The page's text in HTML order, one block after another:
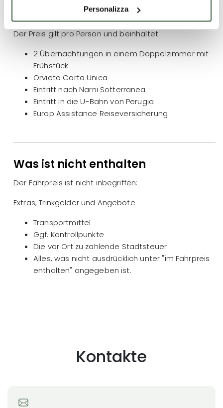
Personalizza
Unser bestes Angebot ist ab Euro 199,00 pro Person
Der Preis gilt pro Person und beinhaltet
2 Übernachtungen in einem Doppelzimmer mit
Frühstück
Orvieto Carta Unica
Eintritt nach Narni Sotterranea
Eintritt in die U-Bahn von Perugia
Europ Assistance Reiseversicherung
Was ist nicht enthalten
Der Fahrpreis ist nicht inbegriffen:
Extras, Trinkgelder und Angebote
Transportmittel
Ggf. Kontrollpunkte
Die vor Ort zu zahlende Stadtsteuer
Alles, was nicht ausdrücklich unter "im Fahrpreis
enthalten" angegeben ist.
Kontakte